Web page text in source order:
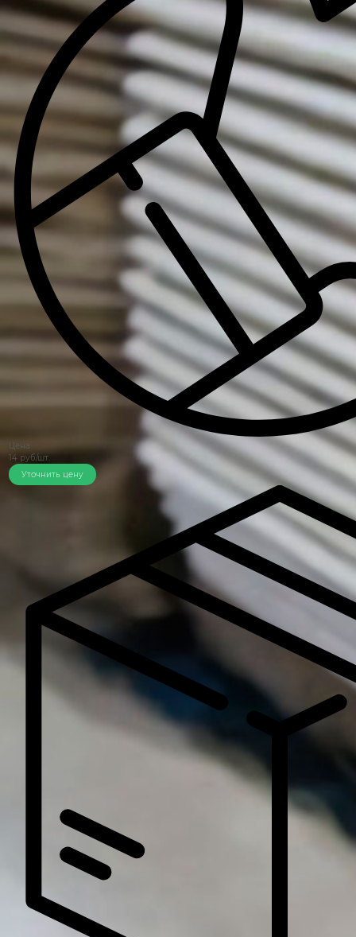
Цена
14 руб/шт.
Уточнить цену